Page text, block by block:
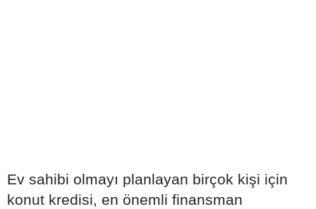
Ev sahibi olmayı planlayan birçok kişi için
konut kredisi, en önemli finansman